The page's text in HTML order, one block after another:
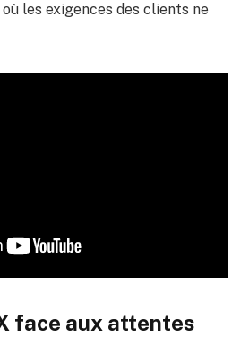
les exigences des clients ne
face aux attentes